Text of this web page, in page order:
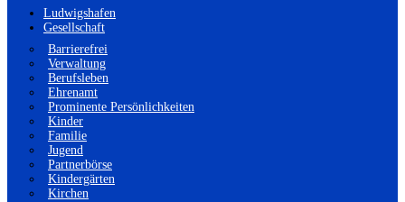
Ludwigshafen
Gesellschaft
Barrierefrei
Verwaltung
Berufsleben
Ehrenamt
Prominente Persönlichkeiten
Kinder
Familie
Jugend
Partnerbörse
Kindergärten
Kirchen